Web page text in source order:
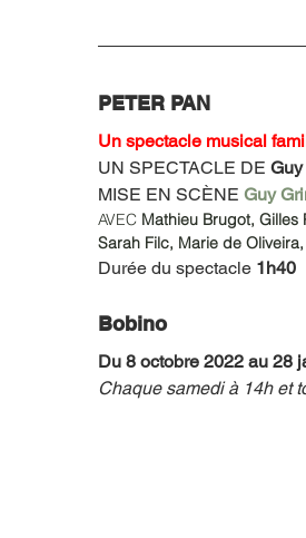
PETER PAN
Un spectacle musical
UN SPECTACLE DE
MISE EN SCÈNE Guy
AVEC Mathieu Brugot, Gilles
Sarah Filc, Marie de
Durée du spectacle 1h40
Bobino
Du 8 octobre 2022 au 28
Chaque samedi à 14h et